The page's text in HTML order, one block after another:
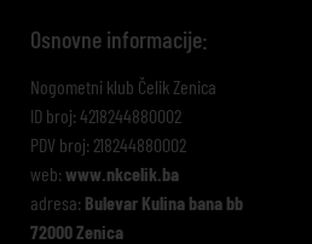
Osnovne informacije:
Nogometni klub Čelik Zenica
ID broj: 4218244880002
PDV broj: 218244880002
web: www.nkcelik.ba
adresa: Bulevar Kulina bana bb
72000 Zenica